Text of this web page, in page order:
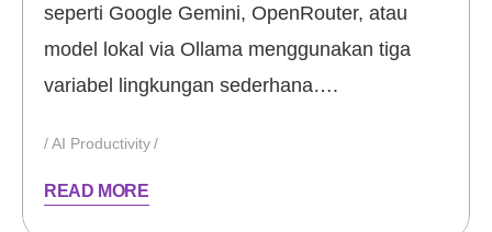
seperti Google Gemini, OpenRouter, atau
model lokal via Ollama menggunakan tiga
variabel lingkungan sederhana….
AI Productivity
READ MORE